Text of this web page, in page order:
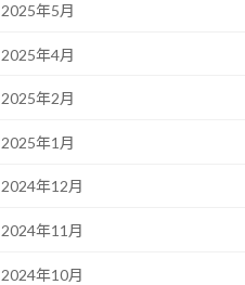
2025年5月
2025年4月
2025年2月
2025年1月
2024年12月
2024年11月
2024年10月